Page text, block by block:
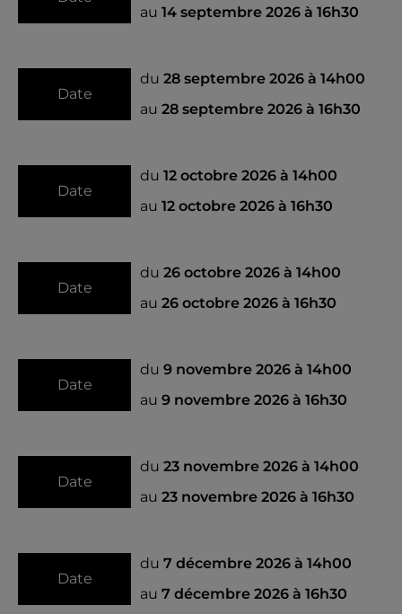
au 14 septembre 2026 à 16h30
Date
du 28 septembre 2026 à 14h00
au 28 septembre 2026 à 16h30
Date
du 12 octobre 2026 à 14h00
au 12 octobre 2026 à 16h30
Date
du 26 octobre 2026 à 14h00
au 26 octobre 2026 à 16h30
Date
du 9 novembre 2026 à 14h00
au 9 novembre 2026 à 16h30
Date
du 23 novembre 2026 à 14h00
au 23 novembre 2026 à 16h30
Date
du 7 décembre 2026 à 14h00
au 7 décembre 2026 à 16h30